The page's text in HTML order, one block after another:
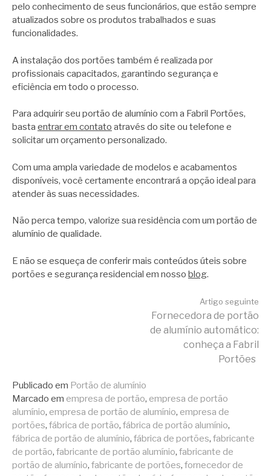
pelo conhecimento de seus funcionários, que estão sempre
atualizados sobre os produtos trabalhados e suas
funcionalidades.
A instalação dos portões também é realizada por
profissionais capacitados, garantindo segurança e
eficiência em todo o processo.
Para adquirir seu portão de alumínio com a Fabril Portões,
basta entrar em contato através do site ou telefone e
solicitar um orçamento personalizado.
Com uma ampla variedade de modelos e acabamentos
disponíveis, você certamente encontrará a opção ideal para
atender às suas necessidades.
Não perca tempo, valorize sua residência com um portão de
alumínio de qualidade.
E não se esqueça de conferir mais conteúdos úteis sobre
portões e segurança residencial em nosso blog.
Artigo seguinte
Fornecedora de portão
de alumínio automático:
conheça a Fabril
Portões
Publicado em Portão de alumínio
Marcado em empresa de portão, empresa de portão
alumínio, empresa de portão de alumínio, empresa de
portões, fábrica de portão, fábrica de portão alumínio,
fábrica de portão de alumínio, fábrica de portões, fabricante
de portão, fabricante de portão alumínio, fabricante de
portão de alumínio, fabricante de portões, fornecedor de